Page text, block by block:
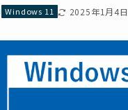
Windows 11 2025年1月4日